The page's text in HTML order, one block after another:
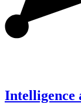
Intelligence